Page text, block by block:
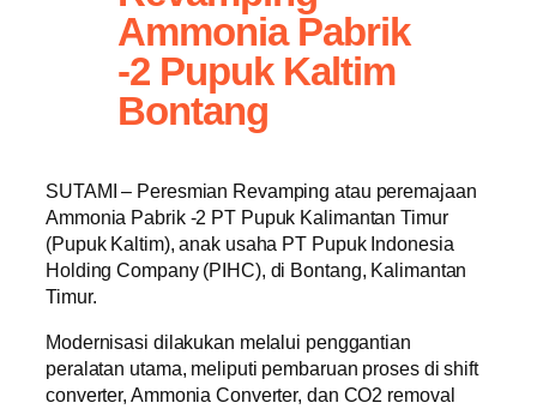
Ammonia Pabrik
-2 Pupuk Kaltim
Bontang
SUTAMI – Peresmian Revamping atau peremajaan
Ammonia Pabrik -2 PT Pupuk Kalimantan Timur
(Pupuk Kaltim), anak usaha PT Pupuk Indonesia
Holding Company (PIHC), di Bontang, Kalimantan
Timur.
Modernisasi dilakukan melalui penggantian
peralatan utama, meliputi pembaruan proses di shift
converter, Ammonia Converter, dan CO2 removal